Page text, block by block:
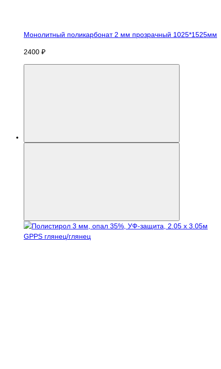
Монолитный поликарбонат 2 мм прозрачный 1025*1525мм
2400 ₽